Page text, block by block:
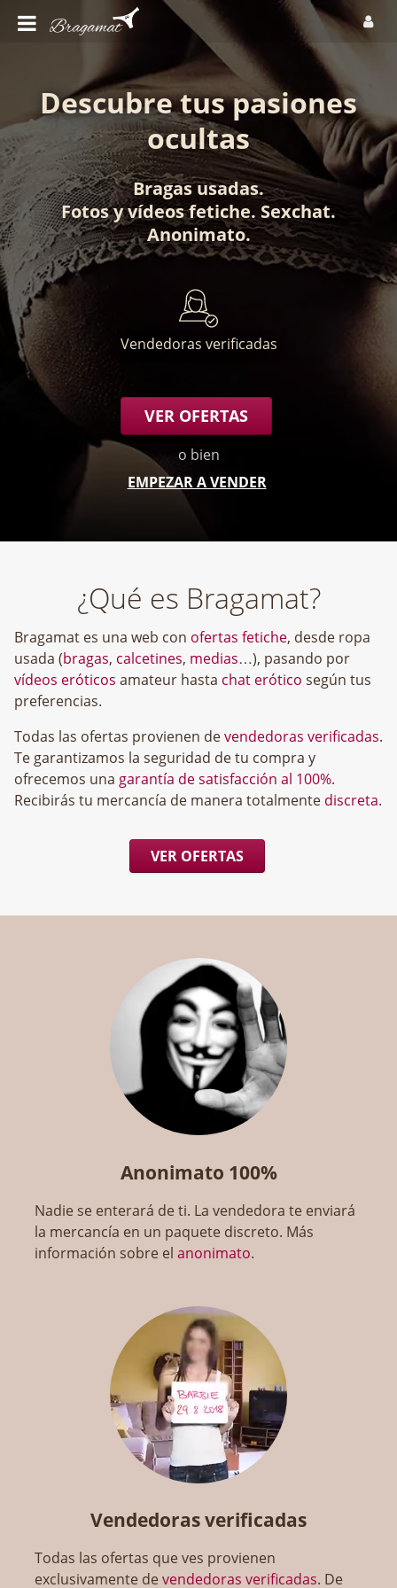
Descubre tus pasiones
ocultas
Bragas usadas.
Fotosyvídeos fetiche. Sexchat.
Anonimato.
Vendedoras verificadas
VER OFERTAS
o bien
EMPEZAR A VENDER
¿Qué es Bragamat?
Bragamat es una web con ofertas fetiche, desde ropa
usada (bragas, calcetines, medias…), pasando por
vídeos eróticos amateur hasta chat erótico según tus
preferencias.
Todas las ofertas provienen devendedoras verificadas.
Te garantizamos la seguridad de tu compra y
ofrecemos una garantía de satisfacción al 100%.
Recibirás tu mercancía de manera totalmente discreta.
VER OFERTAS
Anonimato 100%
Nadie se enterará de ti. La vendedora te enviará
la mercancía en un paquete discreto. Más
información sobre elanonimato.
Vendedoras verificadas
Todas las ofertas que ves provienen
exclusivamente devendedoras verificadas. De